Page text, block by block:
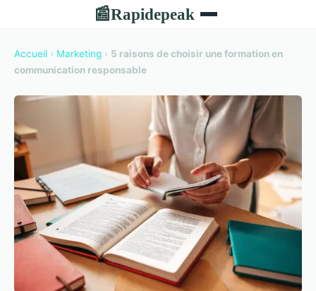
📰Rapidepeak
Accueil › Marketing › 5 raisons de choisir une formation en
communication responsable